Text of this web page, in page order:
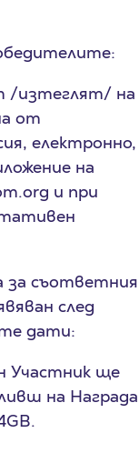
/изтеглят/ на
от
електронно,
на
и при
за съответния
след
дати:
Участник ще
на Награда